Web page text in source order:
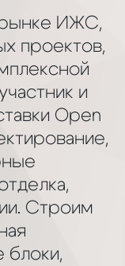
рынке ИЖС,
проектов,
и
Open
Строим
блоки,